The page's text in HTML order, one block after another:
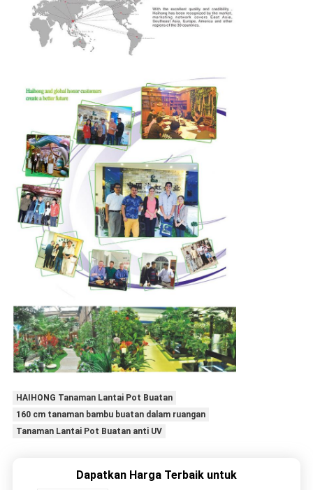
HAIHONG Tanaman Lantai Pot Buatan
160 cm tanaman bambu buatan dalam ruangan
Tanaman Lantai Pot Buatan anti UV
Dapatkan Harga Terbaik untuk